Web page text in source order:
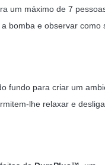
um máximo de 7
bomba e observar como
fundo para criar um
lhe relaxar e